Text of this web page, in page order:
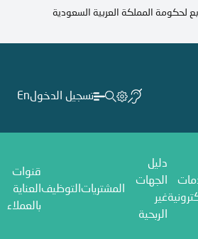
المملكة العربية السعودية
تسجيل الدخولEn
دليل
الجهات
غير
الربحية
المشتريات التوظيف
قنوات
العناية
بالعملاء